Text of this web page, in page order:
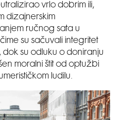
vrlo dobrim ili,
dizajnerskim
ručnog sata u
su sačuvali integritet
su odluku o doniranju
moralni štit od optužbi
ludilu.